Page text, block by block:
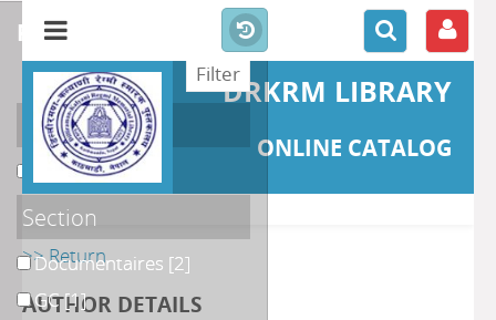
DRKRM LIBRARY
ONLINE CATALOG
>> Return
AUTHOR DETAILS
refine or compare
Localisation
DKRML[3]
Section
Documentaires [2]
GC[1]